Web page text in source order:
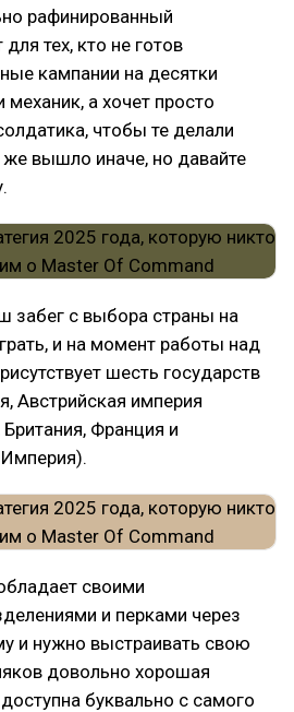
рафинированный
тех, кто не готов
кампании на десятки
механик, а хочет просто
чтобы те делали
же вышло иначе, но давайте
забег с выбора страны на
и на момент работы над
шесть государств
Австрийская империя
Британия, Франция и
своими
и перками через
и нужно выстраивать свою
довольно хорошая
буквально с самого